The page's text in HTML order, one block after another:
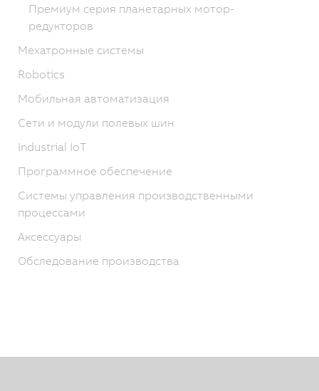
Премиум серия планетарных мотор-
редукторов
Мехатронные системы
Robotics
Мобильная автоматизация
Сети и модули полевых шин
Industrial IoT
Программное обеспечение
Системы управления производственными
процессами
Аксессуары
Обследование производства